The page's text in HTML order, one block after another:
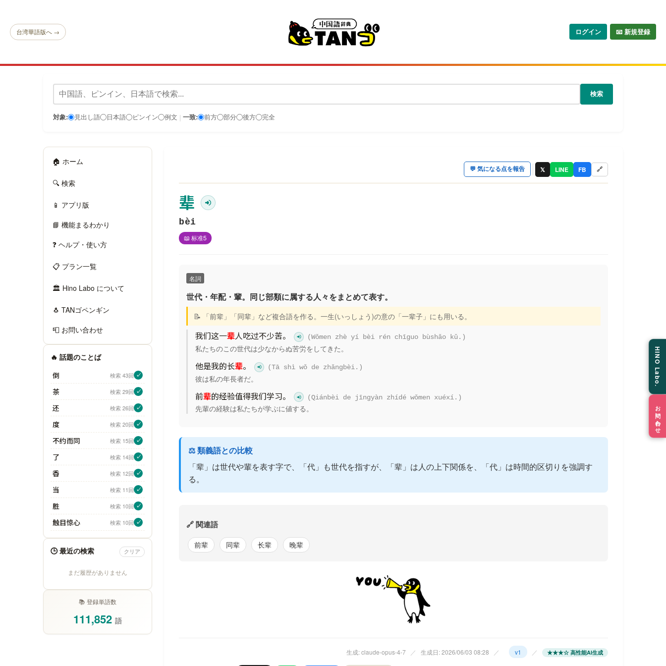
台湾華語版へ → ログイン 📧 新規登録
検索
対象: 見出し語 日本語 ピンイン 例文 | 一致: 前方 部分 後方 完全
🏠 ホーム
🔍 検索
📱 アプリ版
📘 機能まるわかり
❓ ヘルプ・使い方
📋 プラン一覧
🏛 Hino Labo について
🐧 TANゴペンギン
📮 お問い合わせ
🔥 話題のことば
倒
検索 43回 ✓
茶 検索 29回 ✓
还 検索 26回 ✓
度 検索 20回 ✓
不约而同 検索 15回 ✓
了 検索 14回 ✓
香 検索 12回 ✓
当 検索 11回 ✓
胜 検索 10回 ✓
触目惊心 検索 10回 ✓
🕒 最近の検索 クリア
まだ履歴がありません
📚 登録単語数
111,852 語
💬 気になる点を報告 𝕏 LINE FB 🔗
辈
bèi
📖 标准5
名詞
世代・年配・輩。同じ部類に属する人々をまとめて表す。
📝 「前辈」「同辈」など複合語を作る。一生(いっしょう)の意の「一辈子」にも用いる。
我们这一辈人吃过不少苦。 (Wǒmen zhè yí bèi rén chīguo bùshǎo kǔ.)
私たちのこの世代は少なからぬ苦労をしてきた。
他是我的长辈。 (Tā shì wǒ de zhǎngbèi.)
彼は私の年長者だ。
前辈的经验值得我们学习。 (Qiánbèi de jīngyàn zhídé wǒmen xuéxí.)
先輩の経験は私たちが学ぶに値する。
⚖️ 類義語との比較
「辈」は世代や輩を表す字で、「代」も世代を指すが、「辈」は人の上下関係を、「代」は時間的区切りを強調す
る。
🔗 関連語
前辈 同辈 长辈 晚辈
生成: claude-opus-4-7 ／ 生成日: 2026/06/03 08:28 ／ v1 ／ ★★★☆ 高性能AI生成
HINO Labo.
お問い合わせ